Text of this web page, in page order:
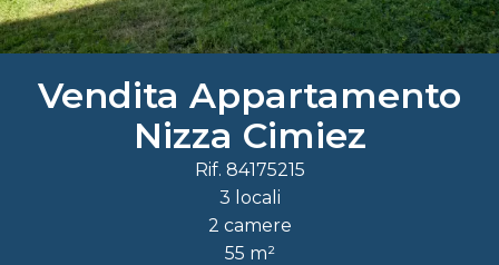
Vendita Appartamento
Nizza Cimiez
Rif. 84175215
3 locali
2 camere
55 m²